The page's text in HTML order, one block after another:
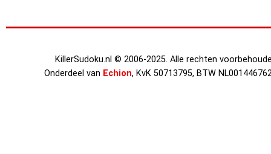
KillerSudoku.nl © 2006-2025. Alle rechten
Onderdeel van Echion, KvK 50713795, BTW